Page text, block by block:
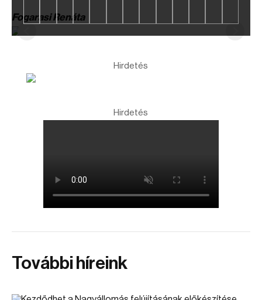
Fogarasi Renáta
Hirdetés
Hirdetés
További híreink